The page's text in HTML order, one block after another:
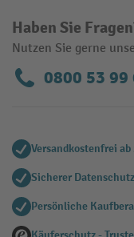
Haben Sie
Nutzen Sie gerne
0800 53 99
Versandkostenfrei ab
Sicherer Datenschutz
Persönliche